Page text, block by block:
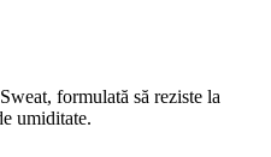
formulată să reziste la
umiditate.